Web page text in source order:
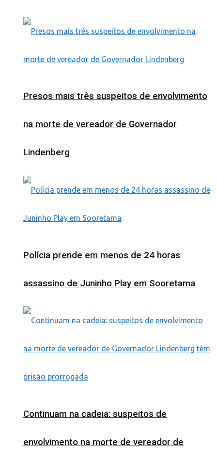
Presos mais três suspeitos de envolvimento
na morte de vereador de Governador
Lindenberg
Polícia prende em menos de 24 horas
assassino de Juninho Play em Sooretama
Continuam na cadeia: suspeitos de
envolvimento na morte de vereador de